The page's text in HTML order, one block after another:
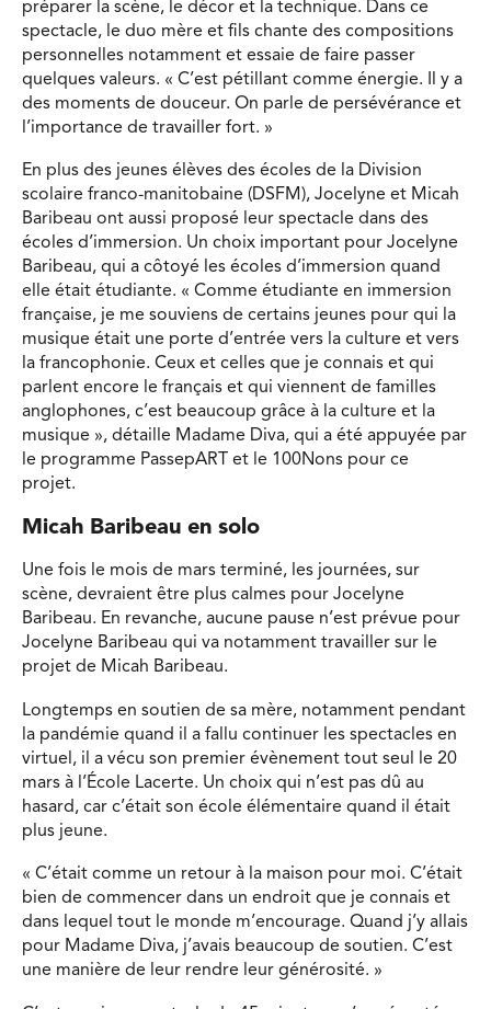
préparer la scène, le décor et la technique. Dans ce
spectacle, le duo mère et fils chante des compositions
personnelles notamment et essaie de faire passer
quelques valeurs. « C’est pétillant comme énergie. Il y a
des moments de douceur. On parle de persévérance et
l’importance de travailler fort. »
En plus des jeunes élèves des écoles de la Division
scolaire franco-manitobaine (DSFM), Jocelyne et Micah
Baribeau ont aussi proposé leur spectacle dans des
écoles d’immersion. Un choix important pour Jocelyne
Baribeau, qui a côtoyé les écoles d’immersion quand
elle était étudiante. « Comme étudiante en immersion
française, je me souviens de certains jeunes pour qui la
musique était une porte d’entrée vers la culture et vers
la francophonie. Ceux et celles que je connais et qui
parlent encore le français et qui viennent de familles
anglophones, c’est beaucoup grâce à la culture et la
musique », détaille Madame Diva, qui a été appuyée par
le programme PassepART et le 100Nons pour ce
projet.
Micah Baribeau en solo
Une fois le mois de mars terminé, les journées, sur
scène, devraient être plus calmes pour Jocelyne
Baribeau. En revanche, aucune pause n’est prévue pour
Jocelyne Baribeau qui va notamment travailler sur le
projet de Micah Baribeau.
Longtemps en soutien de sa mère, notamment pendant
la pandémie quand il a fallu continuer les spectacles en
virtuel, il a vécu son premier évènement tout seul le 20
mars à l’École Lacerte. Un choix qui n’est pas dû au
hasard, car c’était son école élémentaire quand il était
plus jeune.
« C’était comme un retour à la maison pour moi. C’était
bien de commencer dans un endroit que je connais et
dans lequel tout le monde m’encourage. Quand j’y allais
pour Madame Diva, j’avais beaucoup de soutien. C’est
une manière de leur rendre leur générosité. »